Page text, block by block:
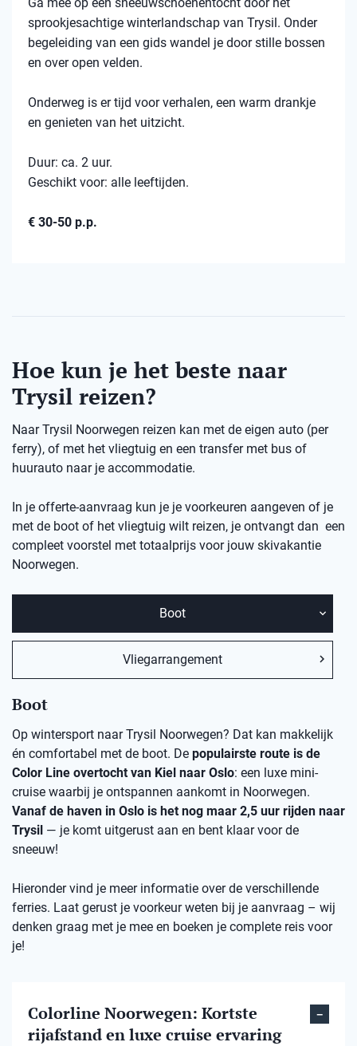
sprookjesachtige winterlandschap van Trysil. Onder
begeleiding van een gids wandel je door stille bossen
en over open velden.
Onderweg is er tijd voor verhalen, een warm drankje
en genieten van het uitzicht.
Duur: ca. 2 uur.
Geschikt voor: alle leeftijden.
€ 30-50 p.p.
Hoe kun je het beste naar
Trysil reizen?
Naar Trysil Noorwegen reizen kan met de eigen auto (per
ferry), of met het vliegtuig en een transfer met bus of
huurauto naar je accommodatie.
In je offerte-aanvraag kun je je voorkeuren aangeven of je
met de boot of het vliegtuig wilt reizen, je ontvangt dan een
compleet voorstel met totaalprijs voor jouw skivakantie
Noorwegen.
Boot
Vliegarrangement
Boot
Op wintersport naar Trysil Noorwegen? Dat kan makkelijk
én comfortabel met de boot. De populairste route is de
Color Line overtocht van Kiel naar Oslo: een luxe mini-
cruise waarbij je ontspannen aankomt in Noorwegen.
Vanaf de haven in Oslo is het nog maar 2,5 uur rijden naar
Trysil — je komt uitgerust aan en bent klaar voor de
sneeuw!
Hieronder vind je meer informatie over de verschillende
ferries. Laat gerust je voorkeur weten bij je aanvraag – wij
denken graag met je mee en boeken je complete reis voor
je!
Colorline Noorwegen: Kortste
rijafstand en luxe cruise ervaring